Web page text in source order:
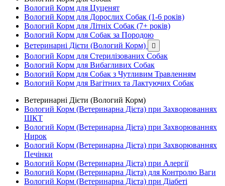
Вологий Корм для Цуценят
Вологий Корм для Дорослих Собак (1-6 років)
Вологий Корм для Літніх Собак (7+ років)
Вологий Корм для Собак за Породою
Ветеринарні Дієти (Вологий Корм)

Вологий Корм для Стерилізованих Собак
Вологий Корм для Вибагливих Собак
Вологий Корм для Собак з Чутливим Травленням
Вологий Корм для Вагітних та Лактуючих Собак
Ветеринарні Дієти (Вологий Корм)
Вологий Корм (Ветеринарна Дієта) при Захворюваннях
ШКТ
Вологий Корм (Ветеринарна Дієта) при Захворюваннях
Нирок
Вологий Корм (Ветеринарна Дієта) при Захворюваннях
Печінки
Вологий Корм (Ветеринарна Дієта) при Алергії
Вологий Корм (Ветеринарна Дієта) для Контролю Ваги
Вологий Корм (Ветеринарна Дієта) при Діабеті